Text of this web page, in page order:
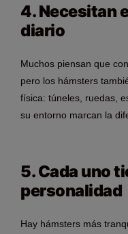
4. Necesitan
diario
Muchos piensan que
pero los hámsters
física: túneles, ruedas,
su entorno marcan la
5. Cada uno
personalidad
Hay hámsters más